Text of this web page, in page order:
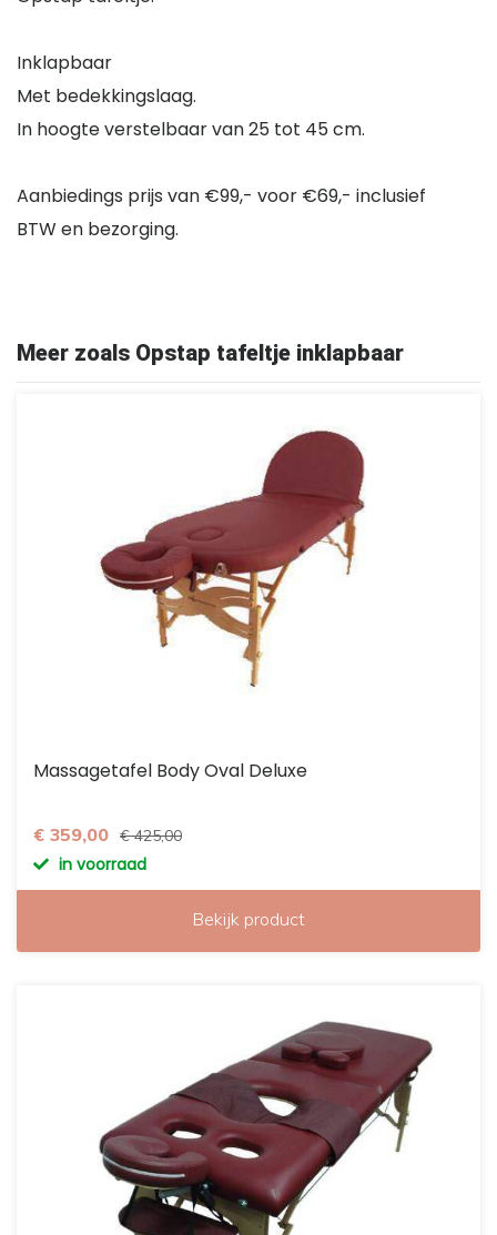
Inklapbaar
Met bedekkingslaag.
In hoogte verstelbaar van 25 tot 45 cm.
Aanbiedings prijs van €99,- voor €69,- inclusief
BTW en bezorging.
Meer zoals Opstap tafeltje inklapbaar
Massagetafel Body Oval Deluxe
€ 359,00 € 425,00
in voorraad
Bekijk product